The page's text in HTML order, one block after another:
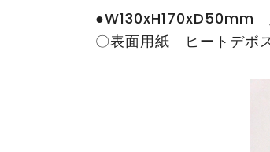
●W130xH170xD50mm
〇表面用紙 ヒートデ